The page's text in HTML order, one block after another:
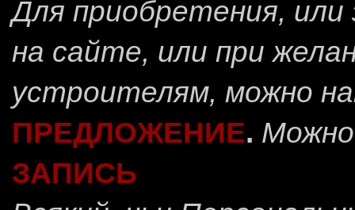
Для приобретения, или
на сайте, или при
устроителям, можно
ПРЕДЛОЖЕНИЕ.
ЗАПИСЬ